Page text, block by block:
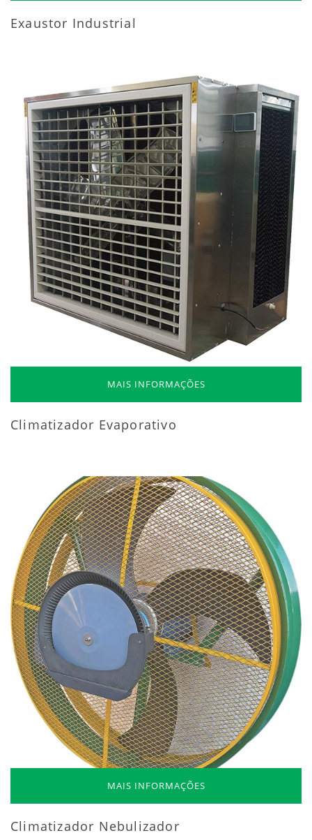
Exaustor Industrial
MAIS INFORMAÇÕES
Climatizador Evaporativo
MAIS INFORMAÇÕES
Climatizador Nebulizador